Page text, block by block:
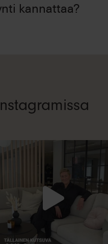
kannattaa?